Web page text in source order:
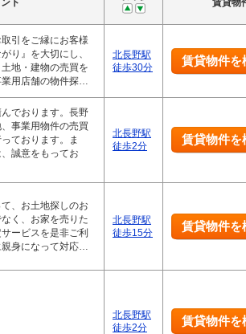
ト 賃貸物
引をご縁にお客様
り』を大切にし、
地・建物の売買を
業用店舗の物件探…
北長野駅
徒歩30分
賃貸物件を
でおります。長野
事業用物件の売買
ております。ま
誠意をもってお
北長野駅
徒歩2分
賃貸物件を
、お土地探しのお
く、お家を売りた
ービスを是非ご利
親身になって対応…
北長野駅
徒歩15分
賃貸物件を
北長野駅
徒歩2分
賃貸物件を